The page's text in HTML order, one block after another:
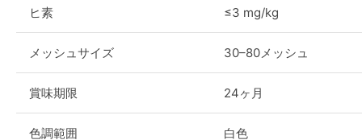
ヒ素 ≤3 mg/kg
メッシュサイズ 30–80メッシュ
賞味期限 24ヶ月
色調範囲 白色